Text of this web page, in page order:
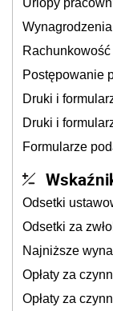
Urlopy
Wynagrodzenia
Rachunkowość
Postępowanie
Druki i
Druki i
Formularze
Odsetki
Odsetki za
Najniższe
Opłaty za
Opłaty za